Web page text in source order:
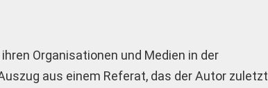
Organisationen und Medien in der
aus einem Referat, das der Autor zuletzt